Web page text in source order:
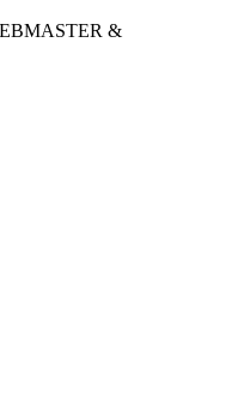
&